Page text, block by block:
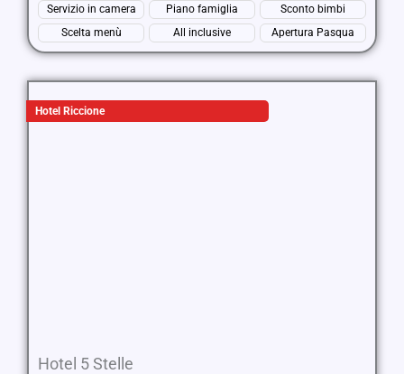
Servizio in camera
Piano famiglia
Sconto bimbi
Scelta menù
All inclusive Apertura Pasqua
Hotel Riccione
Hotel 5 Stelle